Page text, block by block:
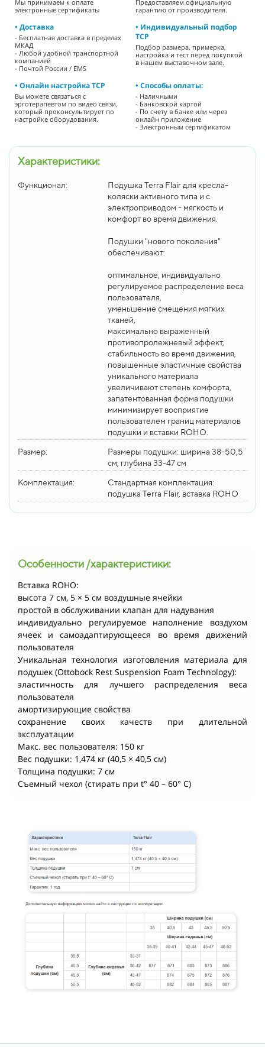
Мы принимаем к оплате
электронные сертификаты
Предоставляем официальную
гарантию от производителя.
• Доставка
- Бесплатная доставка в пределах
МКАД
- Любой удобной транспортной
компанией
- Почтой России / EMS
• Индивидуальный подбор
ТСР
Подбор размера, примерка,
настройка и тест перед покупкой
в нашем выставочном зале.
• Онлайн настройка ТСР
Вы можете связаться с
эрготерапевтом по видео связи,
который проконсультирует по
настройке оборудования.
• Способы оплаты:
- Наличными
- Банковской картой
- По счету в банке или через
онлайн приложение
- Электронным сертификатом
Характеристики:
Функционал:
Подушка Terra Flair для кресла-
коляски активного типа и с
электроприводом - мягкость и
комфорт во время движения.
Подушки "нового поколения"
обеспечивают:
оптимальное, индивидуально
регулируемое распределение веса
пользователя,
уменьшение смещения мягких
тканей,
максимально выраженный
противопролежневый эффект,
стабильность во время движения,
повышенные эластичные свойства
уникального материала
увеличивают степень комфорта,
запатентованная форма подушки
минимизирует восприятие
пользователем границ материалов
подушки и вставки ROHO.
Размер:
Размеры подушки: ширина 38-50,5
см, глубина 33-47 см
Комплектация:
Стандартная комплектация:
подушка Terra Flair, вставка ROHO
Особенности /характеристики:
Вставка ROHO:
высота 7 см, 5 × 5 см воздушные ячейки
простой в обслуживании клапан для надувания
индивидуально регулируемое наполнение воздухом
ячеек и самоадаптирующееся во время движений
пользователя
Уникальная технология изготовления материала для
подушек (Ottobock Rest Suspension Foam Technology):
эластичность для лучшего распределения веса
пользователя
амортизирующие свойства
сохранение своих качеств при длительной
эксплуатации
Макс. вес пользователя: 150 кг
Вес подушки: 1,474 кг (40,5 × 40,5 см)
Толщина подушки: 7 см
Съемный чехол (стирать при t° 40 – 60° C)